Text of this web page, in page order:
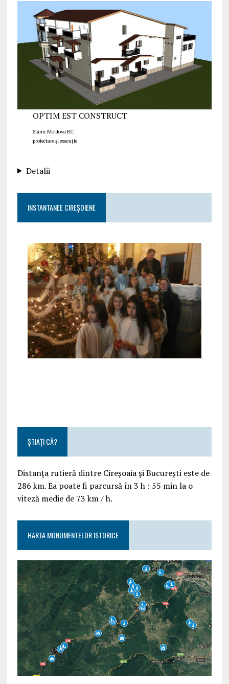
OPTIM EST CONSTRUCT
Slănic Moldova BC
proiectare și execuție
Detalii
INSTANTANEE CIREȘOIENE
ȘTIAȚI CĂ?
Distanța rutieră dintre Cireșoaia și București este de
286 km. Ea poate fi parcursă în 3 h : 55 min la o
viteză medie de 73 km / h.
HARTA MONUMENTELOR ISTORICE